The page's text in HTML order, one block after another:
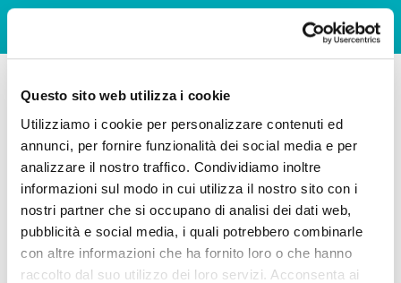
Questo sito web utilizza i cookie
Utilizziamo i cookie per personalizzare contenuti ed
annunci, per fornire funzionalità dei social media e per
analizzare il nostro traffico. Condividiamo inoltre
informazioni sul modo in cui utilizza il nostro sito con i
nostri partner che si occupano di analisi dei dati web,
pubblicità e social media, i quali potrebbero combinarle
con altre informazioni che ha fornito loro o che hanno
raccolto dal suo utilizzo dei loro servizi. Acconsenta ai